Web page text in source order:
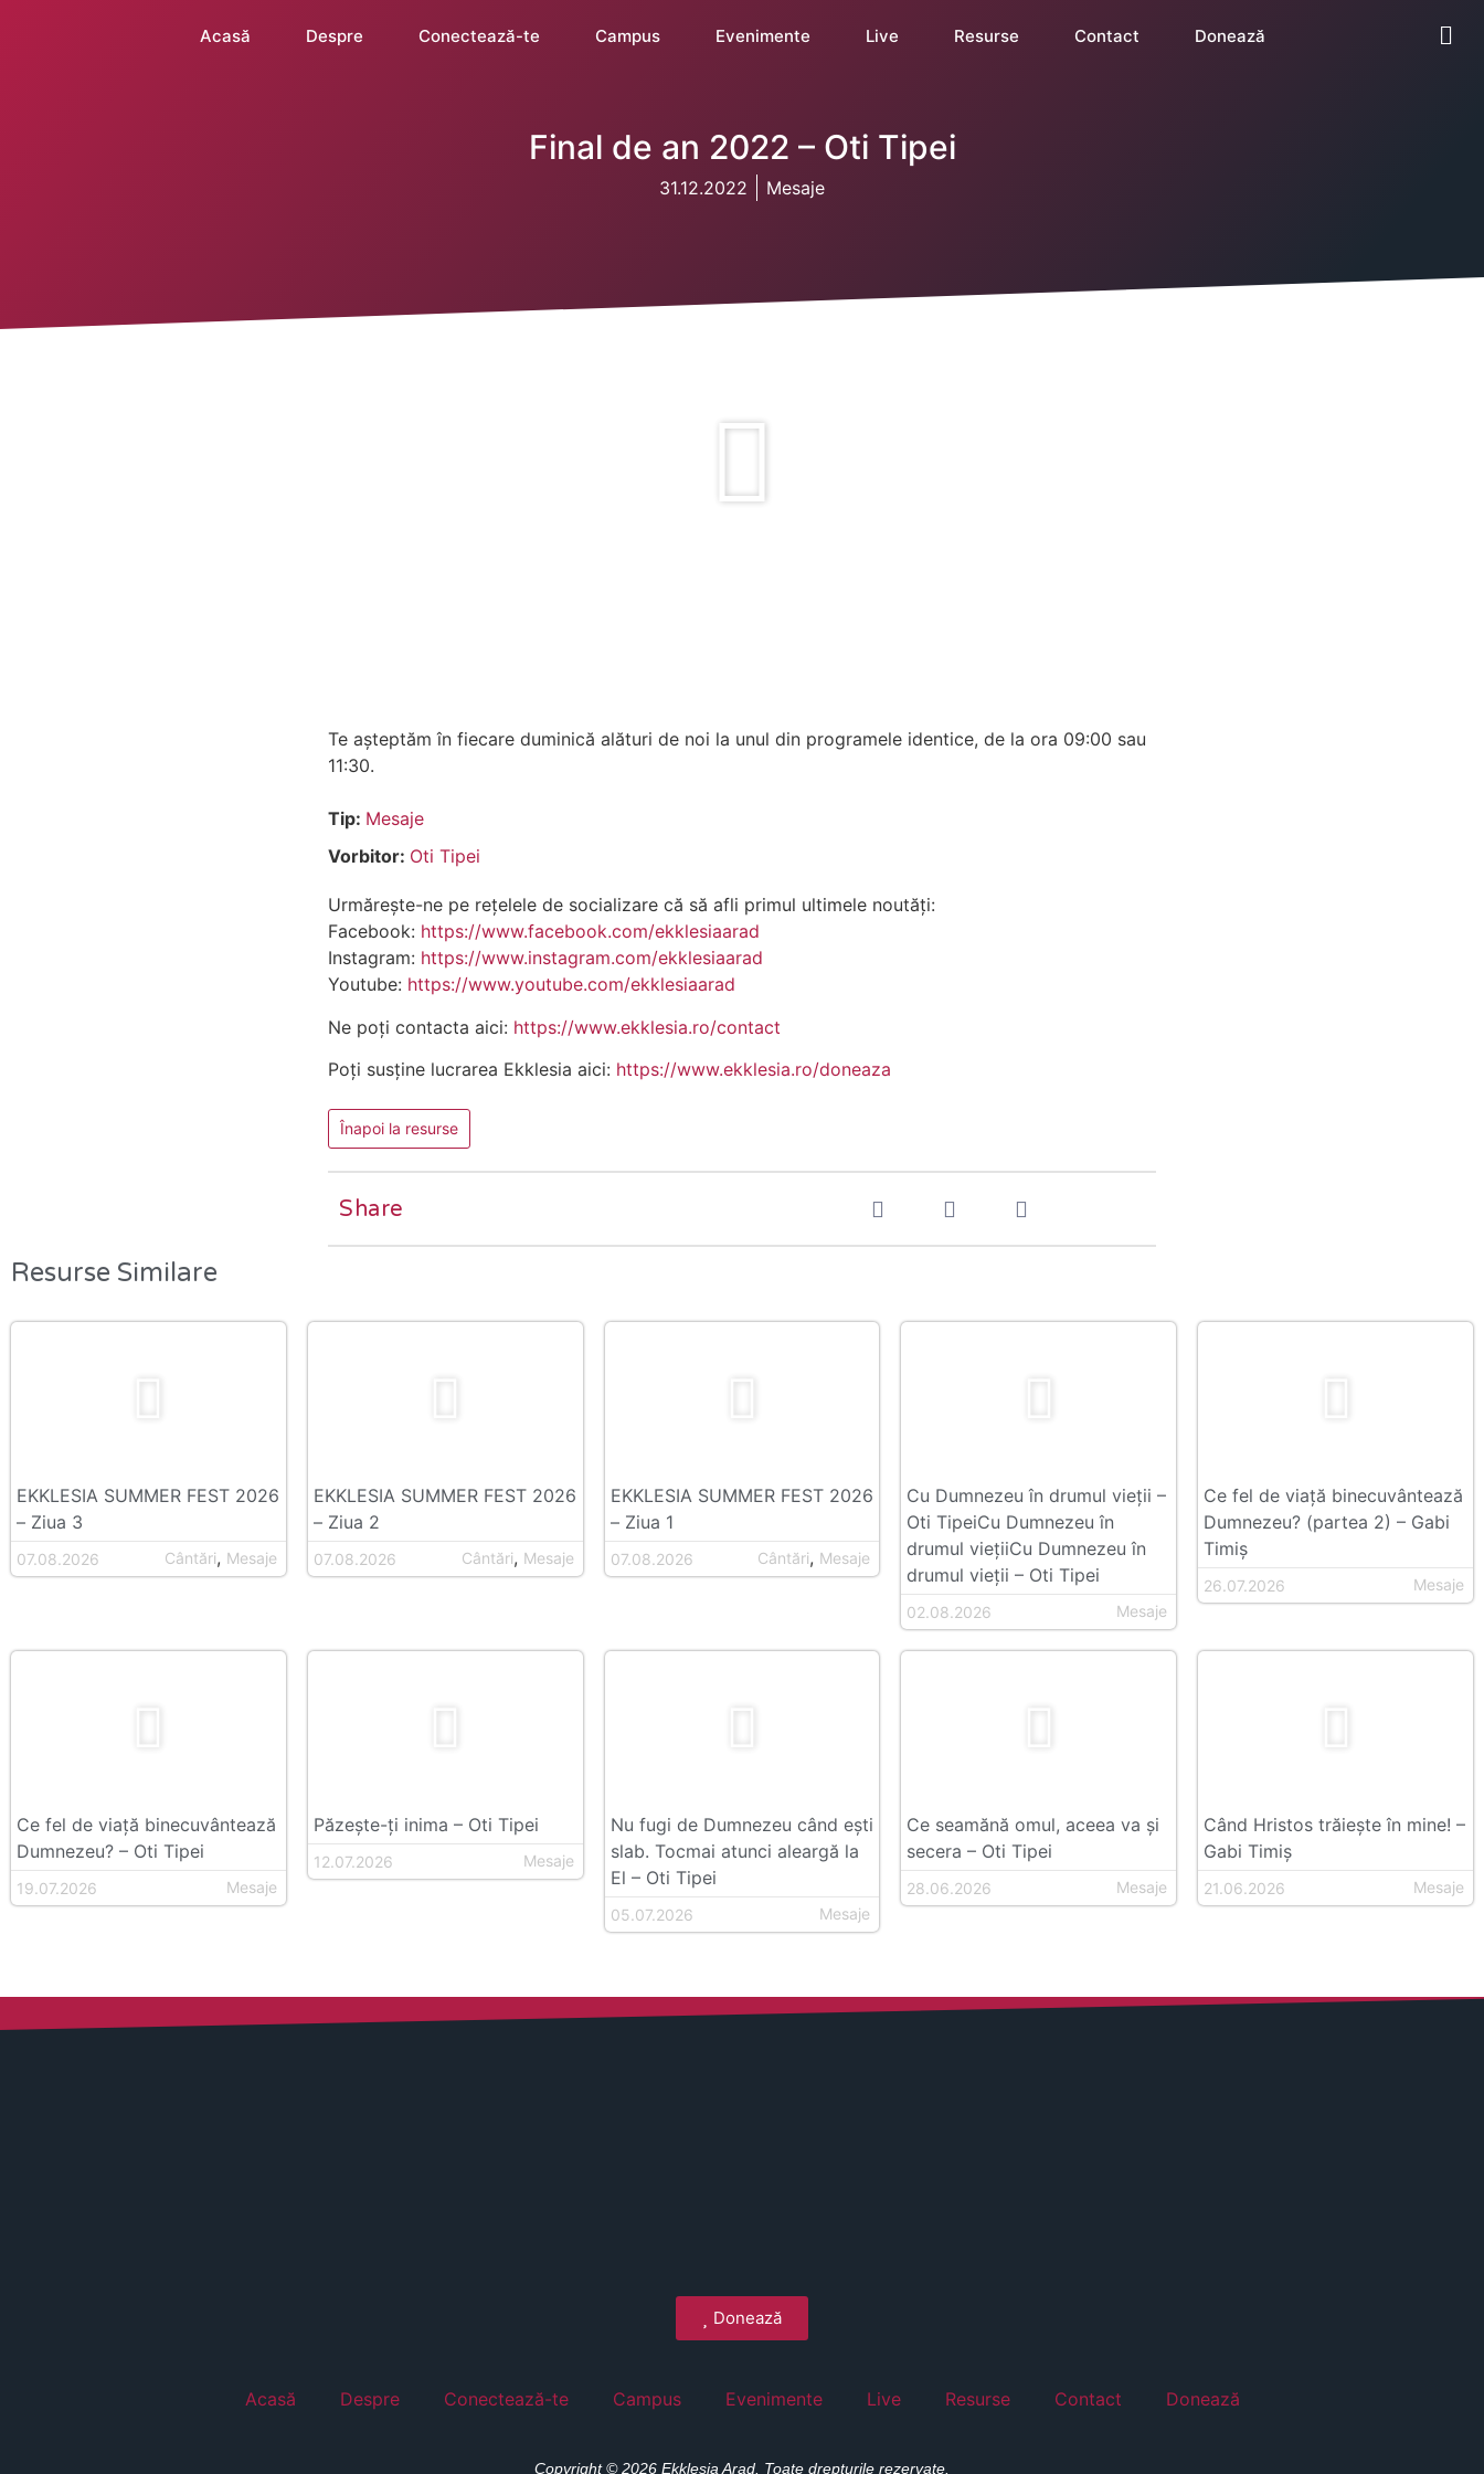
Acasă Despre Conectează-te Campus Evenimente Live Resurse Contact Donează
Final de an 2022 – Oti Tipei
31.12.2022 Mesaje
Te așteptăm în fiecare duminică alături de noi la unul din programele identice, de la ora 09:00 sau
11:30.
Tip: Mesaje
Vorbitor: Oti Tipei
Urmărește-ne pe rețelele de socializare că să afli primul ultimele noutăți:
Facebook: https://www.facebook.com/ekklesiaarad
Instagram: https://www.instagram.com/ekklesiaarad
Youtube: https://www.youtube.com/ekklesiaarad
Ne poți contacta aici: https://www.ekklesia.ro/contact
Poți susține lucrarea Ekklesia aici: https://www.ekklesia.ro/doneaza
Înapoi la resurse
Share
Resurse Similare
EKKLESIA SUMMER FEST 2026
– Ziua 3
07.08.2026 Cântări, Mesaje
EKKLESIA SUMMER FEST 2026
– Ziua 2
07.08.2026 Cântări, Mesaje
EKKLESIA SUMMER FEST 2026
– Ziua 1
07.08.2026 Cântări, Mesaje
Cu Dumnezeu în drumul vieții –
Oti TipeiCu Dumnezeu în
drumul viețiiCu Dumnezeu în
drumul vieții – Oti Tipei
02.08.2026 Mesaje
Ce fel de viață binecuvântează
Dumnezeu? (partea 2) – Gabi
Timiș
26.07.2026 Mesaje
Ce fel de viață binecuvântează
Dumnezeu? – Oti Tipei
19.07.2026 Mesaje
Păzește-ți inima – Oti Tipei
12.07.2026 Mesaje
Nu fugi de Dumnezeu când ești
slab. Tocmai atunci aleargă la
El – Oti Tipei
05.07.2026 Mesaje
Ce seamănă omul, aceea va și
secera – Oti Tipei
28.06.2026 Mesaje
Când Hristos trăiește în mine! –
Gabi Timiș
21.06.2026 Mesaje
Donează
Acasă Despre Conectează-te Campus Evenimente Live Resurse Contact Donează
Copyright © 2026 Ekklesia Arad. Toate drepturile rezervate.